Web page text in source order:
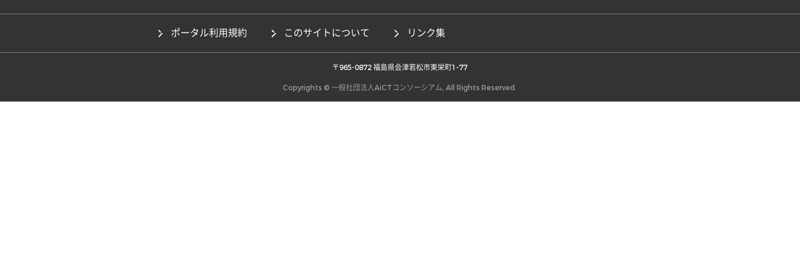
ポータル利用規約 このサイトについて リンク集
〒965-0872 福島県会津若松市東栄町1-77
Copyrights © 一般社団法人AiCTコンソーシアム, All Rights Reserved.